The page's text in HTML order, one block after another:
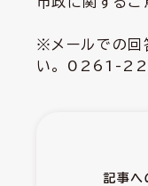
※メールでの回
い。 0261-
記事へ